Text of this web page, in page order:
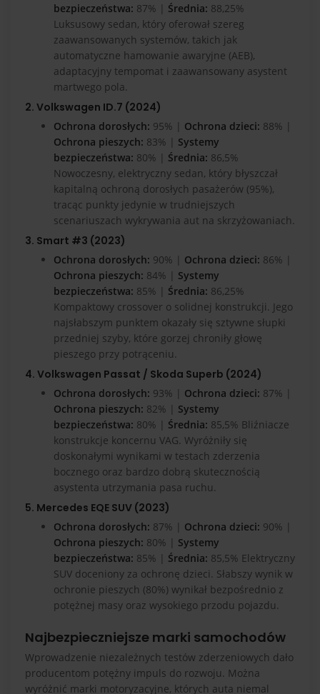
bezpieczeństwa: 87% | Średnia: 88,25%
Luksusowy sedan, który oferował szereg
zaawansowanych systemów, takich jak
automatyczne hamowanie awaryjne (AEB),
adaptacyjny tempomat i zaawansowany asystent
martwego pola.
2. Volkswagen ID.7 (2024)
Ochrona dorosłych: 95% | Ochrona dzieci: 88% |
Ochrona pieszych: 83% | Systemy
bezpieczeństwa: 80% | Średnia: 86,5%
Nowoczesny, elektryczny sedan, który błyszczał
kapitalną ochroną dorosłych pasażerów (95%),
tracąc punkty jedynie w trudniejszych
scenariuszach wykrywania aut na skrzyżowaniach.
3. Smart #3 (2023)
Ochrona dorosłych: 90% | Ochrona dzieci: 86% |
Ochrona pieszych: 84% | Systemy
bezpieczeństwa: 85% | Średnia: 86,25%
Kompaktowy crossover o solidnej konstrukcji. Jego
najsłabszym punktem okazały się sztywne słupki
przedniej szyby, które gorzej chroniły głowę
pieszego przy potrąceniu.
4. Volkswagen Passat / Skoda Superb (2024)
Ochrona dorosłych: 93% | Ochrona dzieci: 87% |
Ochrona pieszych: 82% | Systemy
bezpieczeństwa: 80% | Średnia: 85,5% Bliźniacze
konstrukcje koncernu VAG. Wyróżniły się
doskonałymi wynikami w testach zderzenia
bocznego oraz bardzo dobrą skutecznością
asystenta utrzymania pasa ruchu.
5. Mercedes EQE SUV (2023)
Ochrona dorosłych: 87% | Ochrona dzieci: 90% |
Ochrona pieszych: 80% | Systemy
bezpieczeństwa: 85% | Średnia: 85,5% Elektryczny
SUV doceniony za ochronę dzieci. Słabszy wynik w
ochronie pieszych (80%) wynikał bezpośrednio z
potężnej masy oraz wysokiego przodu pojazdu.
Najbezpieczniejsze marki samochodów
Wprowadzenie niezależnych testów zderzeniowych dało
producentom potężny impuls do rozwoju. Można
wyróżnić marki motoryzacyjne, których auta niemal